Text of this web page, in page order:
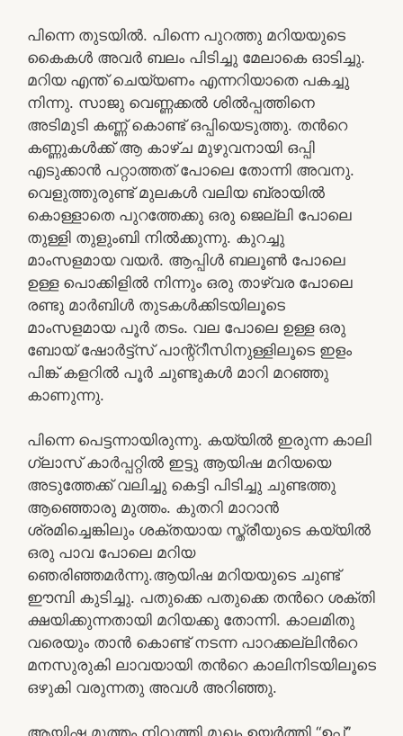
പിന്നെ തുടയില്‍. പിന്നെ പുറത്തു മറിയയുടെ
കൈകള്‍ അവര്‍ ബലം പിടിച്ചു മേലാകെ ഓടിച്ചു.
മറിയ എന്ത് ചെയ്യണം എന്നറിയാതെ പകച്ചു
നിന്നു. സാജു വെണ്ണക്കല്‍ ശില്‍പ്പത്തിനെ
അടിമുടി കണ്ണ് കൊണ്ട് ഒപ്പിയെടുത്തു. തന്‍റെ
കണ്ണുകള്‍ക്ക്‌ ആ കാഴ്ച മുഴുവനായി ഒപ്പി
എടുക്കാന്‍ പറ്റാത്തത് പോലെ തോന്നി അവനു.
വെളുത്തുരുണ്ട് മുലകള്‍ വലിയ ബ്രായില്‍
കൊള്ളാതെ പുറത്തേക്കു ഒരു ജെല്ലി പോലെ
തുള്ളി തുളുംബി നില്‍ക്കുന്നു. കുറച്ചു
മാംസളമായ വയര്‍. ആപ്പിള്‍ ബലൂണ്‍ പോലെ
ഉള്ള പൊക്കിളില്‍ നിന്നും ഒരു താഴ്‌വര പോലെ
രണ്ടു മാര്‍ബിള്‍ തുടകള്‍ക്കിടയിലൂടെ
മാംസളമായ പൂര്‍ തടം. വല പോലെ ഉള്ള ഒരു
ബോയ്‌ ഷോര്‍ട്ട്സ് പാന്റ്റീസിനുള്ളിലൂടെ ഇളം
പിങ്ക് കളറില്‍ പൂര്‍ ചുണ്ടുകള്‍ മാറി മറഞ്ഞു
കാണുന്നു.
പിന്നെ പെട്ടന്നായിരുന്നു. കയ്യിൽ ഇരുന്ന കാലി
ഗ്ലാസ് കാർപ്പറ്റിൽ ഇട്ടു ആയിഷ മറിയയെ
അടുത്തേക്ക് വലിച്ചു കെട്ടി പിടിച്ചു ചുണ്ടത്തു
ആഞ്ഞൊരു മുത്തം. കുതറി മാറാൻ
ശ്രമിച്ചെങ്കിലും ശക്തയായ സ്ത്രീയുടെ കയ്യിൽ
ഒരു പാവ പോലെ മറിയ
ഞെരിഞ്ഞമർന്നു.ആയിഷ മറിയയുടെ ചുണ്ട്
ഈമ്പി കുടിച്ചു. പതുക്കെ പതുക്കെ തൻറെ ശക്തി
ക്ഷയിക്കുന്നതായി മറിയക്കു തോന്നി. കാലമിതു
വരെയും താൻ കൊണ്ട് നടന്ന പാറക്കല്ലിൻറെ
മനസുരുകി ലാവയായി തൻറെ കാലിനിടയിലൂടെ
ഒഴുകി വരുന്നതു അവൾ അറിഞ്ഞു.
ആയിഷ മുത്തം നിറുത്തി മുഖം ഉയർത്തി “ഉപ്പ്”